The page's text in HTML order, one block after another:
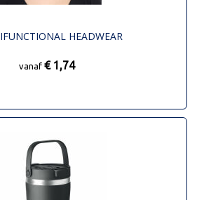
HEADWEAR
vanaf € 1,74